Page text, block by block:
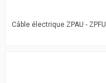
Câble électrique ZPAU - ZPFU